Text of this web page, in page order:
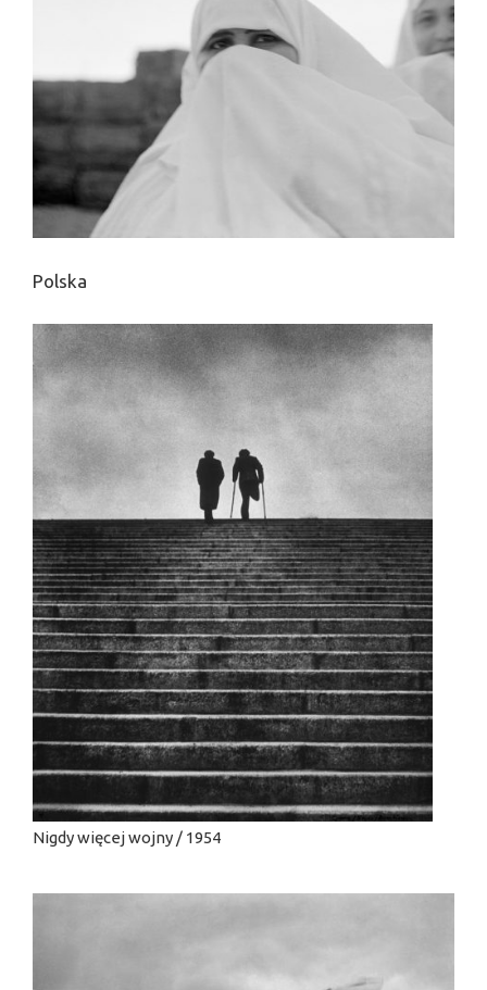
Polska
Nigdy więcej wojny / 1954